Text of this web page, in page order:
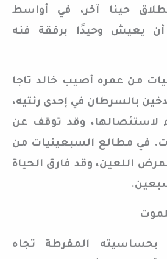
حينا آخر، في أواسط
أن يعيش وحيدًا برفقة فنه
من عمره أصيب خالد تاجا
بالسرطان في إحدى رئتيه،
لاستئصالها، وقد توقف عن
في مطالع السبعينيات من
اللعين، وقد فارق الحياة
بحساسيته المفرطة تجاه